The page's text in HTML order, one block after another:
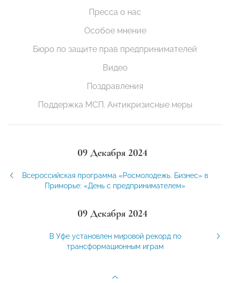
Пресса о нас
Особое мнение
Бюро по защите прав предпринимателей
Видео
Поздравления
Поддержка МСП. Антикризисные меры
09 Декабря 2024
Всероссийская программа «Росмолодежь. Бизнес» в
Приморье: «День с предпринимателем»
09 Декабря 2024
В Уфе установлен мировой рекорд по
трансформационным играм